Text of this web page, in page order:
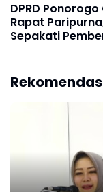
DPRD Ponorogo
Rapat
Sepakati